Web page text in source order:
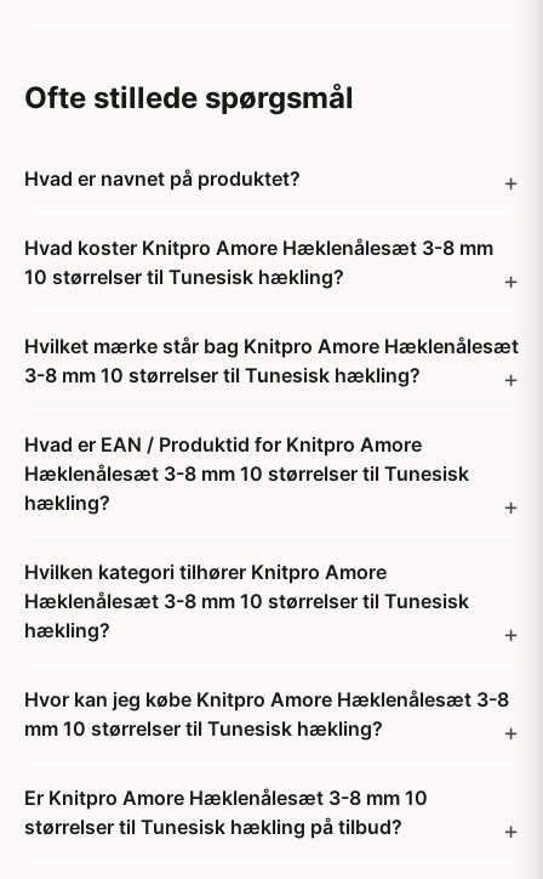
Ofte stillede spørgsmål
Hvad er navnet på produktet?
Hvad koster Knitpro Amore Hæklenålesæt 3-8 mm
10 størrelser til Tunesisk hækling?
Hvilket mærke står bag Knitpro Amore Hæklenålesæt
3-8 mm 10 størrelser til Tunesisk hækling?
Hvad er EAN / Produktid for Knitpro Amore
Hæklenålesæt 3-8 mm 10 størrelser til Tunesisk
hækling?
Hvilken kategori tilhører Knitpro Amore
Hæklenålesæt 3-8 mm 10 størrelser til Tunesisk
hækling?
Hvor kan jeg købe Knitpro Amore Hæklenålesæt 3-8
mm 10 størrelser til Tunesisk hækling?
Er Knitpro Amore Hæklenålesæt 3-8 mm 10
størrelser til Tunesisk hækling på tilbud?